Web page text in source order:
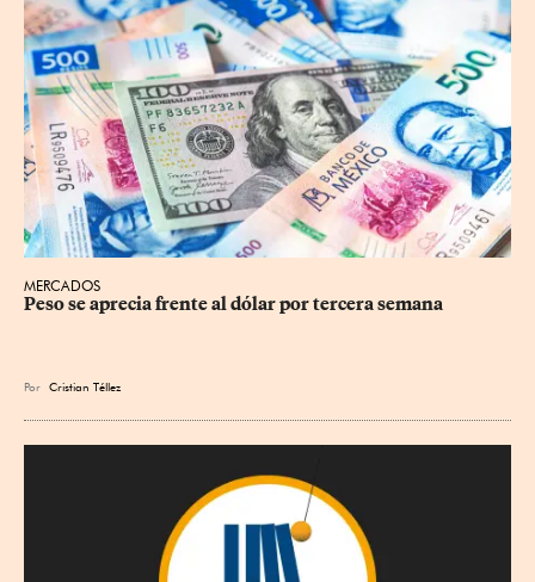
MERCADOS
Peso se aprecia frente al dólar por tercera semana
Por Cristian Téllez